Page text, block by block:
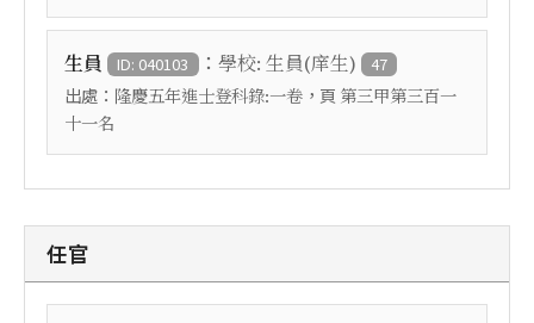
生員 ID: 040103 ： 學校: 生員(庠生) 47
出處： 隆慶五年進士登科錄:一卷 ，頁 第三甲第三百一
十一名
任官